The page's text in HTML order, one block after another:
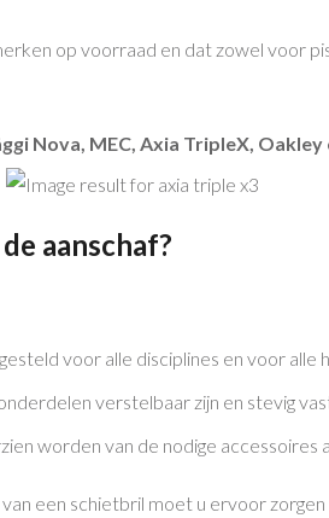
op voorraad en dat zowel voor
Nova, MEC, Axia TripleX, Oakley
aanschaf?
voor alle disciplines en voor alle
verstelbaar zijn en stevig
worden van de nodige
een schietbril moet u ervoor